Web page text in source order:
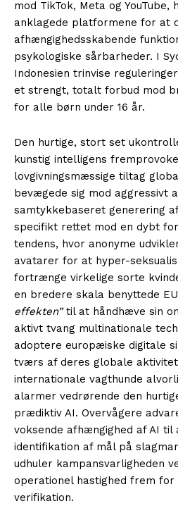
mod TikTok, Meta og
anklagede platformene for at
afhængighedsskabende
psykologiske sårbarheder. I
Indonesien trinvise
et strengt, totalt forbud mod
for alle børn under 16 år.
Den hurtige, stort set
kunstig intelligens
lovgivningsmæssige tiltag
bevægede sig mod aggressivt
samtykkebaseret generering
specifikt rettet mod en dybt
tendens, hvor anonyme
avatarer for at hyper-
fortrænge virkelige sorte
en bredere skala benyttede
effekten”til at håndhæve sin
aktivt tvang multinationale
adoptere europæiske digitale
tværs af deres globale
internationale vagthunde
alarmer vedrørende den
prædiktiv AI. Overvågere
voksende afhængighed af AI til
identifikation af mål på
udhuler kampansvarligheden
operationel hastighed frem for
verifikation.